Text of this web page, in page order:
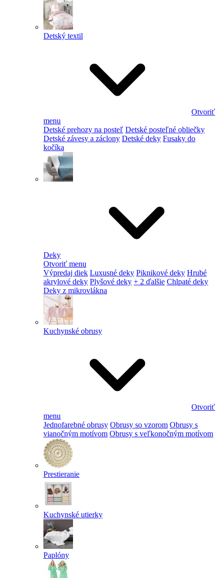
Detský textil
Otvoriť
menu
Detské prehozy na posteľ Detské posteľné obliečky
Detské závesy a záclony Detské deky Fusaky do
kočíka
Deky
Otvoriť menu
Výpredaj diek Luxusné deky Piknikové deky Hrubé
akrylové deky Plyšové deky + 2 ďalšie Chlpaté deky
Deky z mikrovlákna
Kuchynské obrusy
Otvoriť
menu
Jednofarebné obrusy Obrusy so vzorom Obrusy s
vianočným motívom Obrusy s veľkonočným motívom
Prestieranie
Kuchynské utierky
Paplóny